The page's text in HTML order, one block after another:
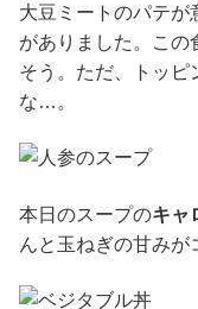
大豆ミートのパテが
がありました。この
そう。ただ、トッピ
な…。
本日のスープのキャ
んと玉ねぎの甘みが